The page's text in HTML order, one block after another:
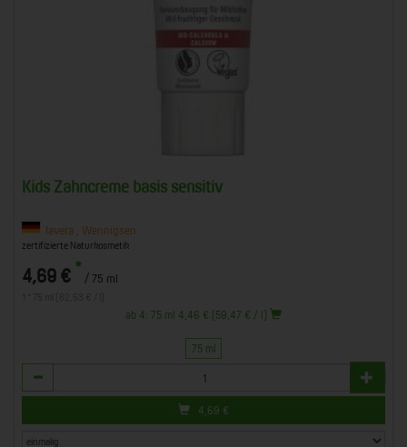
Kids Zahncreme basis sensitiv
lavera , Wennigsen
zertifizierte Naturkosmetik
4,69 € * / 75 ml
ab 4: 75 ml 4,46 € (59,47 € / l)
75 ml
Anzahl
4,69 €